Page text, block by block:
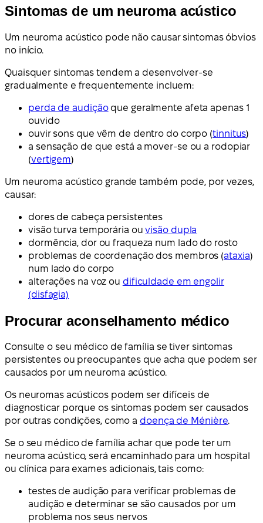
Sintomas de um neuroma acústico
Um neuroma acústico pode não causar sintomas óbvios
no início.
Quaisquer sintomas tendem a desenvolver-se
gradualmente e frequentemente incluem:
perda de audiçãoque geralmente afeta apenas 1
ouvido
ouvir sons que vêm de dentro do corpo (tinnitus)
a sensação de que está a mover-se ou a rodopiar
(vertigem)
Um neuroma acústico grande também pode, por vezes,
causar:
dores de cabeça persistentes
visão turva temporária ouvisão dupla
dormência, dor ou fraqueza num lado do rosto
problemas de coordenação dos membros (ataxia)
num lado do corpo
alterações na voz ou dificuldade em engolir
(disfagia)
Procurar aconselhamento médico
Consulte o seu médico de família se tiver sintomas
persistentes ou preocupantes que acha que podem ser
causados por um neuroma acústico.
Os neuromas acústicos podem ser difíceis de
diagnosticar porque os sintomas podem ser causados
por outras condições, como a doença de Ménière.
Se o seu médico de família achar que pode ter um
neuroma acústico, será encaminhado para um hospital
ou clínica para exames adicionais, tais como:
testes de audição para verificar problemas de
audição e determinar se são causados por um
problema nos seus nervos